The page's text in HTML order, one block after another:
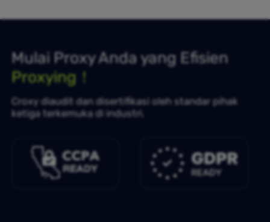
Mulai Proxy Anda yang Efisien
Proxying！
Croxy diaudit dan disertifikasi oleh standar pihak
ketiga terkemuka di industri.